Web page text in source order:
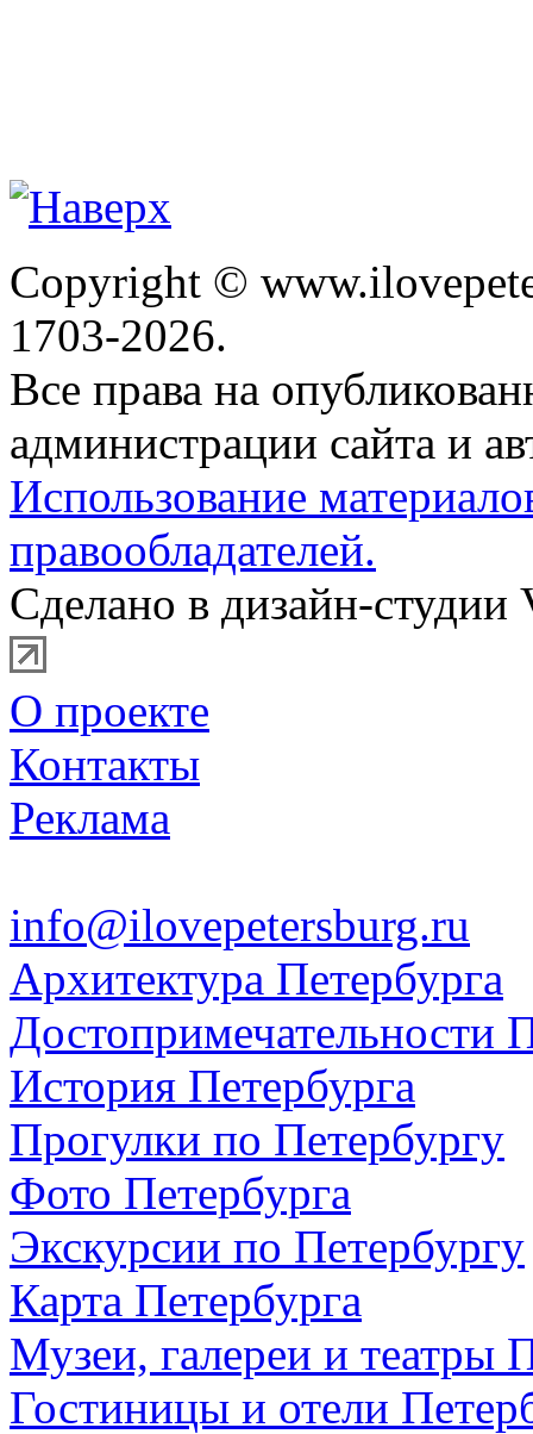
Copyright ©
1703-2026.
Все права на
администрации сайта и
Использование
правообладателей.
Сделано в дизайн-студии
О проекте
Контакты
Реклама
info@ilovepetersburg.ru
Архитектура Петербурга
Достопримечательности
История Петербурга
Прогулки по Петербургу
Фото Петербурга
Экскурсии по Петербургу
Карта Петербурга
Музеи, галереи и театры
Гостиницы и отели